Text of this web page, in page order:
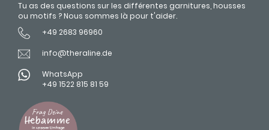
Tu as des questions sur les différentes garnitures, housses
ou motifs ? Nous sommes là pour t'aider.
+49 2683 96960
info@theraline.de
WhatsApp
+49 1522 815 81 59